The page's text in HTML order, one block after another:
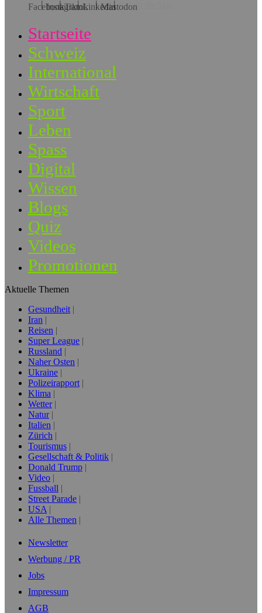
Hol dir die App!
Startseite
Schweiz
International
Wirtschaft
Sport
Leben
Spass
Digital
Wissen
Blogs
Quiz
Videos
Promotionen
Aktuelle Themen
Gesundheit
Iran
Reisen
Super League
Russland
Naher Osten
Ukraine
Polizeirapport
Klima
Wetter
Natur
Italien
Zürich
Tourismus
Gesellschaft & Politik
Donald Trump
Video
Fussball
Street Parade
USA
Alle Themen
Newsletter
Werbung / PR
Jobs
Impressum
AGB